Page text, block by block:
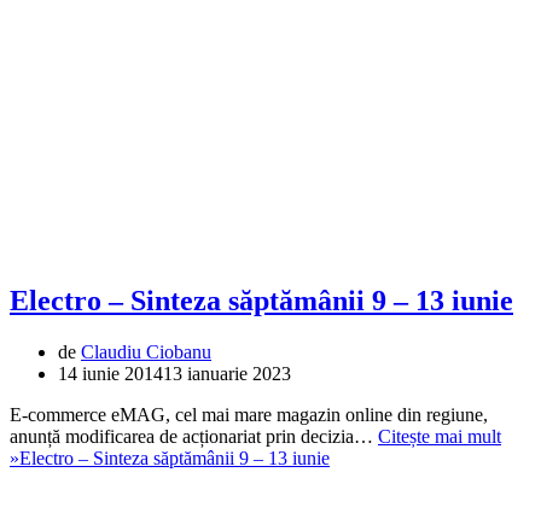
Electro – Sinteza săptămânii 9 – 13 iunie
de Claudiu Ciobanu
14 iunie 201413 ianuarie 2023
E-commerce eMAG, cel mai mare magazin online din regiune,
anunță modificarea de acționariat prin decizia… Citește mai mult
»Electro – Sinteza săptămânii 9 – 13 iunie